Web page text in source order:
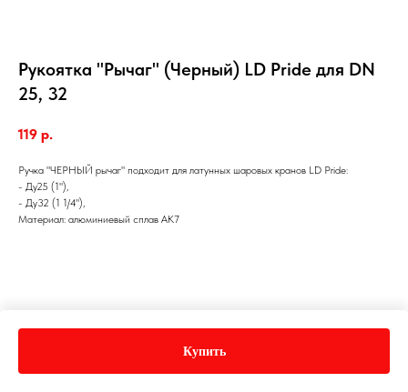
Рукоятка "Рычаг" (Черный) LD Pride для DN
25, 32
119 р.
Купить
Ручка "ЧЕРНЫЙ рычаг" подходит для латунных шаровых кранов LD Pride:
- Ду25 (1"),
- Ду32 (1 1/4"),
Материал: алюминиевый сплав АК7